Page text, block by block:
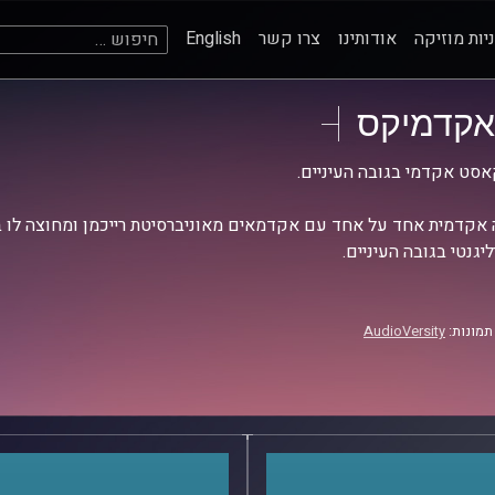
מוזיקה אודותינו צרו קשר English חיפוש:
אקדמיקס
אקדמי בגובה העיניים.
אקדמית אחד על אחד עם אקדמאים מאוניברסיטת רייכמן ומחוצה לו
בגובה העיניים.
AudioVersity